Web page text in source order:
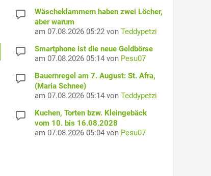
Wäscheklammern haben zwei Löcher,
aber warum
am 07.08.2026 05:22 von Teddypetzi
Smartphone ist die neue Geldbörse
am 07.08.2026 05:14 von Pesu07
Bauernregel am 7. August: St. Afra,
(Maria Schnee)
am 07.08.2026 05:14 von Teddypetzi
Kuchen, Torten bzw. Kleingebäck
vom 10. bis 16.08.2028
am 07.08.2026 05:04 von Pesu07